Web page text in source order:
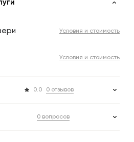
Условия и стоимость
Условия и стоимость
0.0 0 отзывов
0 вопросов